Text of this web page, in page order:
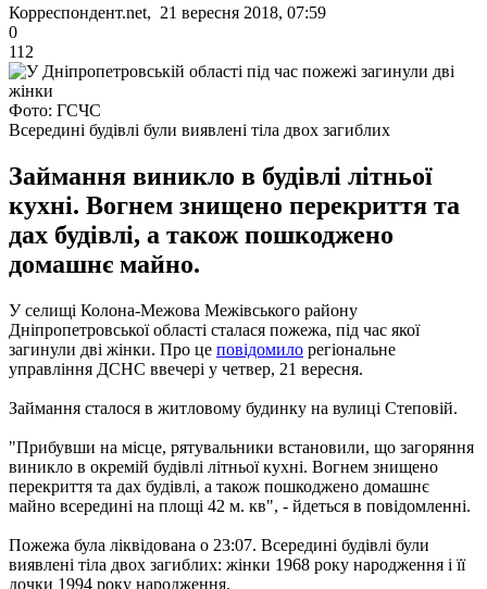
Корреспондент.net, 21 вересня 2018, 07:59
0
112
Фото: ГСЧС
Всередині будівлі були виявлені тіла двох загиблих
Займання виникло в будівлі літньої
кухні. Вогнем знищено перекриття та
дах будівлі, а також пошкоджено
домашнє майно.
У селищі Колона-Межова Межівського району
Дніпропетровської області сталася пожежа, під час якої
загинули дві жінки. Про це повідомило регіональне
управління ДСНС ввечері у четвер, 21 вересня.
Займання сталося в житловому будинку на вулиці Степовій.
"Прибувши на місце, рятувальники встановили, що загоряння
виникло в окремій будівлі літньої кухні. Вогнем знищено
перекриття та дах будівлі, а також пошкоджено домашнє
майно всередині на площі 42 м. кв", - йдеться в повідомленні.
Пожежа була ліквідована о 23:07. Всередині будівлі були
виявлені тіла двох загиблих: жінки 1968 року народження і її
дочки 1994 року народження.